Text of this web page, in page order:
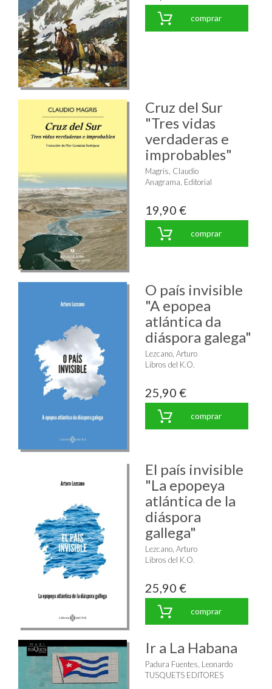
comprar
Cruz del Sur
"Tres vidas
verdaderas e
improbables"
Magris, Claudio
Anagrama, Editorial
19,90 €
comprar
O país invisible
"A epopea
atlántica da
diáspora galega"
Lezcano, Arturo
Libros del K.O.
25,90 €
comprar
El país invisible
"La epopeya
atlántica de la
diáspora
gallega"
Lezcano, Arturo
Libros del K.O.
25,90 €
comprar
Ir a La Habana
Padura Fuentes, Leonardo
TUSQUETS EDITORES